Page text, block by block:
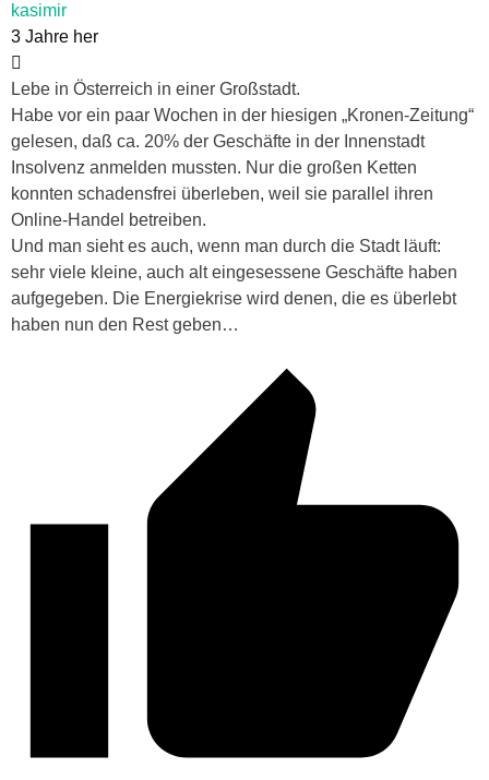
kasimir
3 Jahre her
Lebe in Österreich in einer Großstadt.
Habe vor ein paar Wochen in der hiesigen „Kronen-Zeitung“
gelesen, daß ca. 20% der Geschäfte in der Innenstadt
Insolvenz anmelden mussten. Nur die großen Ketten
konnten schadensfrei überleben, weil sie parallel ihren
Online-Handel betreiben.
Und man sieht es auch, wenn man durch die Stadt läuft:
sehr viele kleine, auch alt eingesessene Geschäfte haben
aufgegeben. Die Energiekrise wird denen, die es überlebt
haben nun den Rest geben…